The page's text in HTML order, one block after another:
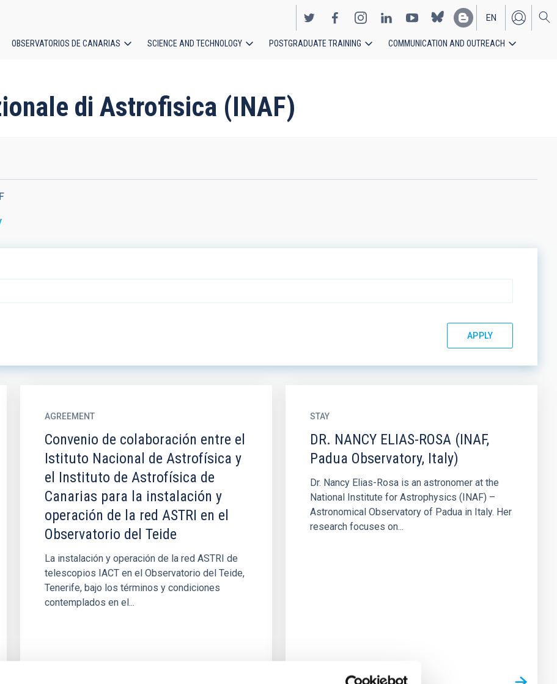
EN
ES
OBSERVATORIOS DE CANARIAS SCIENCE AND TECHNOLOGY POSTGRADUATE TRAINING COMMUNICATION AND OUTREACH
di Astrofisica (INAF)
AGREEMENT
Convenio de colaboración entre el
Istituto Nacional de Astrofísica y
el Instituto de Astrofísica de
Canarias para la instalación y
operación de la red ASTRI en el
Observatorio del Teide
La instalación y operación de la red ASTRI de
telescopios IACT en el Observatorio del Teide,
Tenerife, bajo los términos y condiciones
contemplados en el...
STAY
DR. NANCY ELIAS-ROSA (INAF,
Padua Observatory, Italy)
Dr. Nancy Elias-Rosa is an astronomer at the
National Institute for Astrophysics (INAF) –
Astronomical Observatory of Padua in Italy. Her
research focuses on...